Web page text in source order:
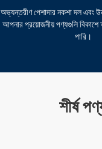
অভ্যন্তরীণ পেশাদার নকশা দল এবং
আপনার প্রয়োজনীয় পণ্যগুলি
পারি।
শীর্ষ